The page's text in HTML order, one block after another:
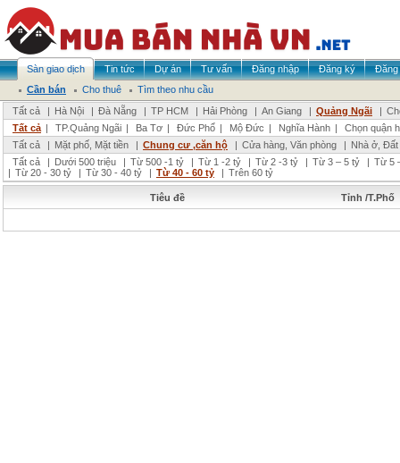
Sàn giao dịch Tin tức Dự án Tư vấn Đăng nhập Đăng ký
Đăng
Cần bán
Cho thuê
Tìm theo nhu cầu
Tất cả
| Hà Nội | Đà Nẵng | TP HCM | Hải Phòng | An Giang | Quảng Ngãi |
Tất cả | TP.Quảng Ngãi | Ba Tơ | Đức Phổ | Mộ Đức | Nghĩa Hành |
Chọn quận
Tất cả
| Mặt phố, Mặt tiền | Chung cư ,căn hộ | Cửa hàng, Văn phòng | Nhà ở,
Tất cả
| Dưới 500 triệu | Từ 500 -1 tỷ | Từ 1 -2 tỷ | Từ 2 -3 tỷ | Từ 3 – 5 tỷ | Từ 5
| Từ 20 - 30 tỷ | Từ 30 - 40 tỷ | Từ 40 - 60 tỷ | Trên 60 tỷ
Tiêu đề Tỉnh /T.Phố